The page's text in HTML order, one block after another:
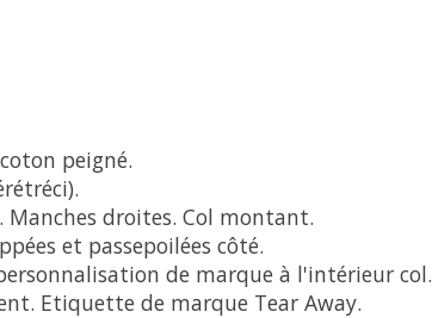
peigné.
droites. Col montant.
et passepoilées côté.
de marque à l'intérieur col.
Etiquette de marque Tear Away.